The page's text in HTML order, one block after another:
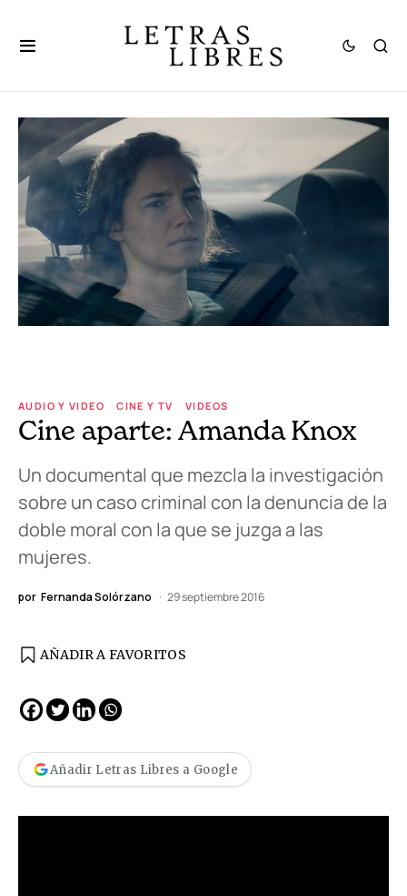
AUDIO Y VIDEO CINE Y TV VIDEOS
Cine aparte: Amanda Knox
Un documental que mezcla la investigación
sobre un caso criminal con la denuncia de la
doble moral con la que se juzga a las
mujeres.
por Fernanda Solórzano 29 septiembre 2016
AÑADIR A FAVORITOS
Añadir Letras Libres a Google